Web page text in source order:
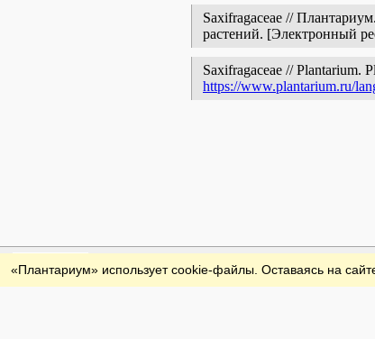
Saxifragaceae //
растений. [Электронный
Saxifragaceae // Plantarium.
https://www.plantarium.ru/
Обратная связь
«Плантариум» использует cookie-файлы. Оставаясь на